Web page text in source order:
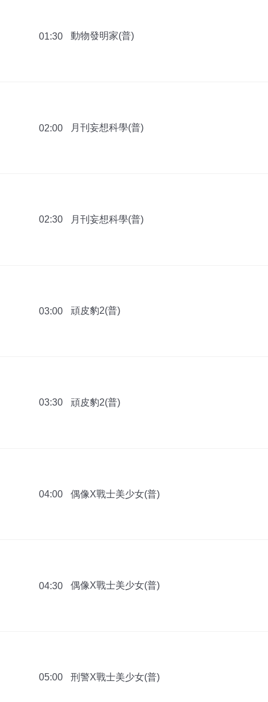
01:30 動物發明家(普)
02:00 月刊妄想科學(普)
02:30 月刊妄想科學(普)
03:00 頑皮豹2(普)
03:30 頑皮豹2(普)
04:00 偶像X戰士美少女(普)
04:30 偶像X戰士美少女(普)
05:00 刑警X戰士美少女(普)